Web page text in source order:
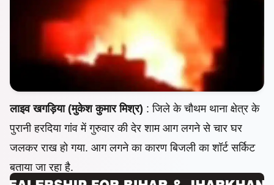
लाइव खगड़िया (मुकेश कुमार मिश्र) : जिले के चौथम थाना क्षेत्र के
पुरानी हरदिया गांव में गुरुवार की देर शाम आग लगने से चार घर
जलकर राख हो गया. आग लगने का कारण बिजली का शॉर्ट सर्किट
बताया जा रहा है.